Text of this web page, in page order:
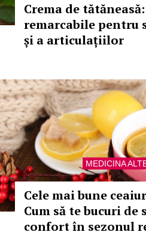
Crema de
remarcabile pentru
și a articulațiilor
MEDICINA
Cele mai bune
Cum să te bucuri de
confort în sezonul